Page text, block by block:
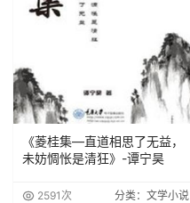
《菱桂集—直道相思了无益，
未妨惆怅是清狂》-谭宁昊
2591次 分类：文学小说